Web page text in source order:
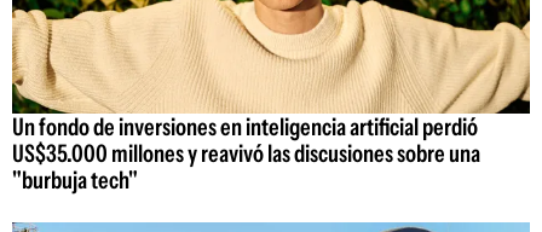
Un fondo de inversiones en inteligencia artificial perdió
US$35.000 millones y reavivó las discusiones sobre una
"burbuja tech"